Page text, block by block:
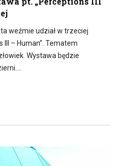
weźmie udział w trzeciej
III – Human”. Tematem
Wystawa będzie